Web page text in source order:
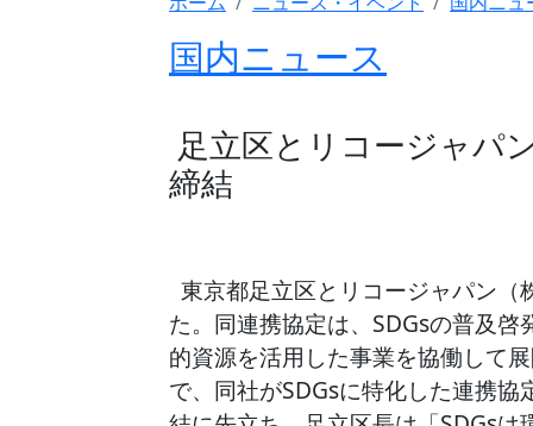
国内ニュース
足立区とリコージャパ
締結
東京都足立区とリコージャパン（
た。同連携協定は、SDGsの普及
的資源を活用した事業を協働して
で、同社がSDGsに特化した連携